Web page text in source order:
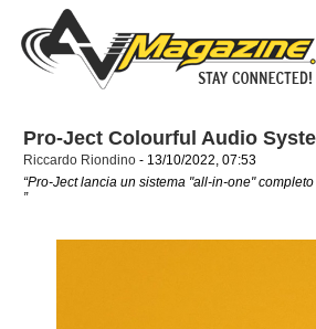
Pro-Ject Colourful Audio
Riccardo Riondino - 13/10/2022, 07:53
“Pro-Ject lancia un sistema "all-in-one"
”